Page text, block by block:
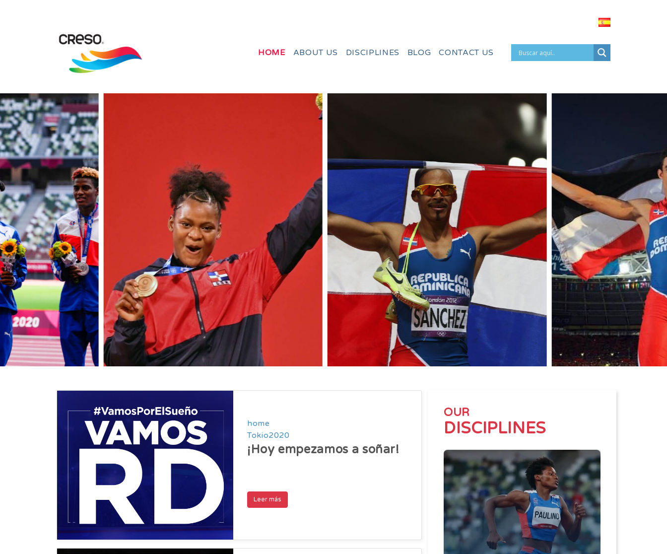
HOME ABOUT US DISCIPLINES BLOG CONTACT US
home
Tokio2020
¡Hoy empezamos a soñar!
Leer más
OUR
DISCIPLINES